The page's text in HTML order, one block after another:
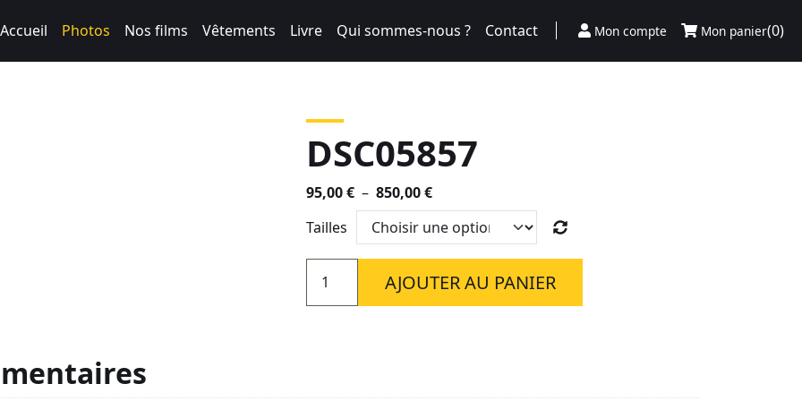
Accueil
Photos Nos films Vêtements Livre Qui sommes-nous ? Contact Mon compte Mon panier(0)
DSC05857
95,00€ – 850,00€Plage
de
prix :
95,00 €
à
Tailles
DSC05857
AJOUTER AU PANIER